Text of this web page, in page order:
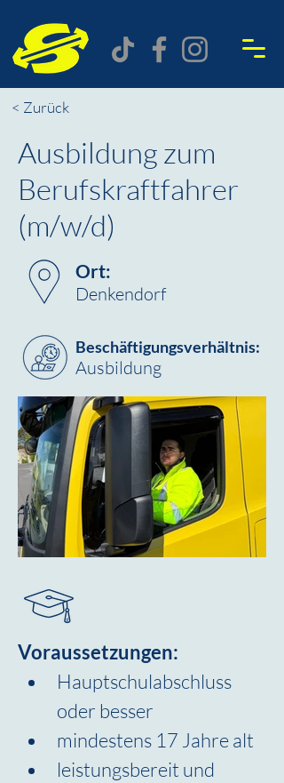
< Zurück
Ausbildung zum
Berufskraftfahrer
(m/w/d)
Ort:
Denkendorf
Beschäftigungsverhältnis:
Ausbildung
Voraussetzungen:
Hauptschulabschluss
oder besser
mindestens 17 Jahre alt
leistungsbereit und